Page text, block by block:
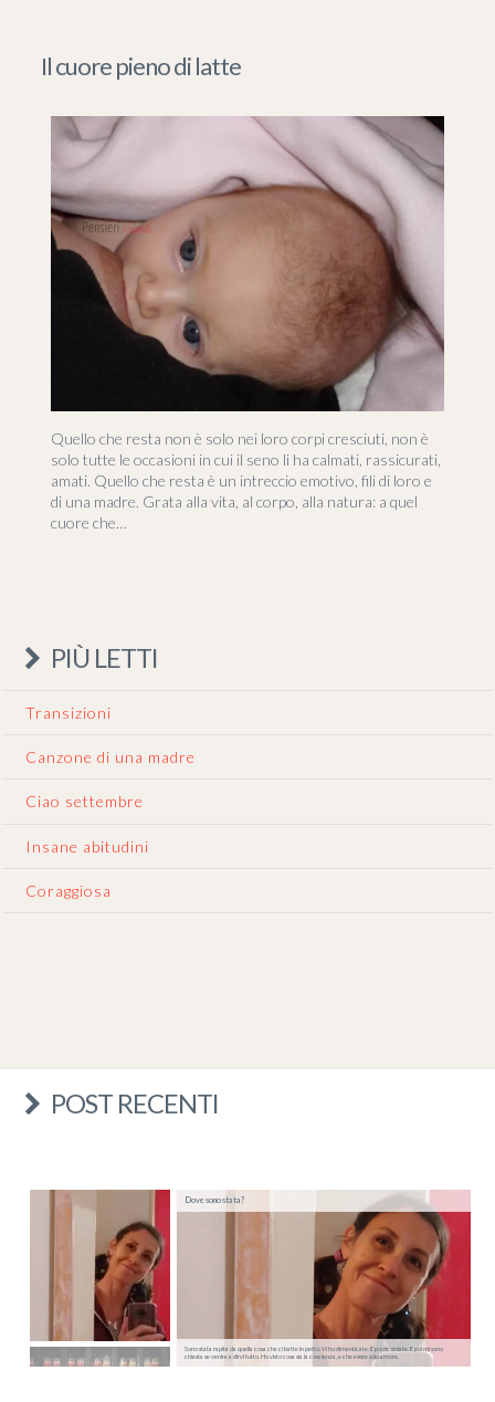
Il cuore pieno di latte
Quello che resta non è solo nei loro corpi cresciuti, non è
solo tutte le occasioni in cui il seno li ha calmati, rassicurati,
amati. Quello che resta è un intreccio emotivo, fili di loro e
di una madre. Grata alla vita, al corpo, alla natura: a quel
cuore che…
PIÙ LETTI
Transizioni
Canzone di una madre
Ciao settembre
Insane abitudini
Coraggiosa
POST RECENTI
Sono stata rapita da quella cosa che ci batte in petto. Vi ho dimenticate. E poi ricordate. E poi mi sono
chiesta se venire a dirvi tutto. Ho visto cosa sia la coscienza, e che esiste solo amore.
Dove sono stata?